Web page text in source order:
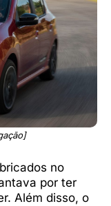
no
por ter
Além disso, o